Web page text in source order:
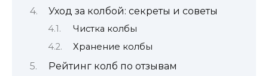
Уход за колбой: секреты и советы
Чистка колбы
Хранение колбы
Рейтинг колб по отзывам